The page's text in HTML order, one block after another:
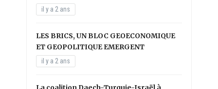
il y a 2 ans
LES BRICS, UN BLOC GEOECONOMIQUE
ET GEOPOLITIQUE EMERGENT
il y a 2 ans